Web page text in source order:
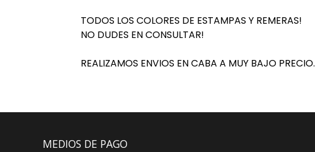
TODOS LOS COLORES DE ESTAMPAS Y REMERAS!
NO DUDES EN CONSULTAR!
REALIZAMOS ENVIOS EN CABA A MUY BAJO PRECIO.
MEDIOS DE PAGO